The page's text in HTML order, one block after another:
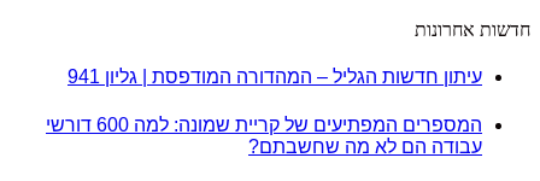
חדשות אחרונות
עיתון חדשות הגליל – המהדורה המודפסת | גליון 941
המספרים המפתיעים של קריית שמונה: למה 600 דורשי
עבודה הם לא מה שחשבתם?